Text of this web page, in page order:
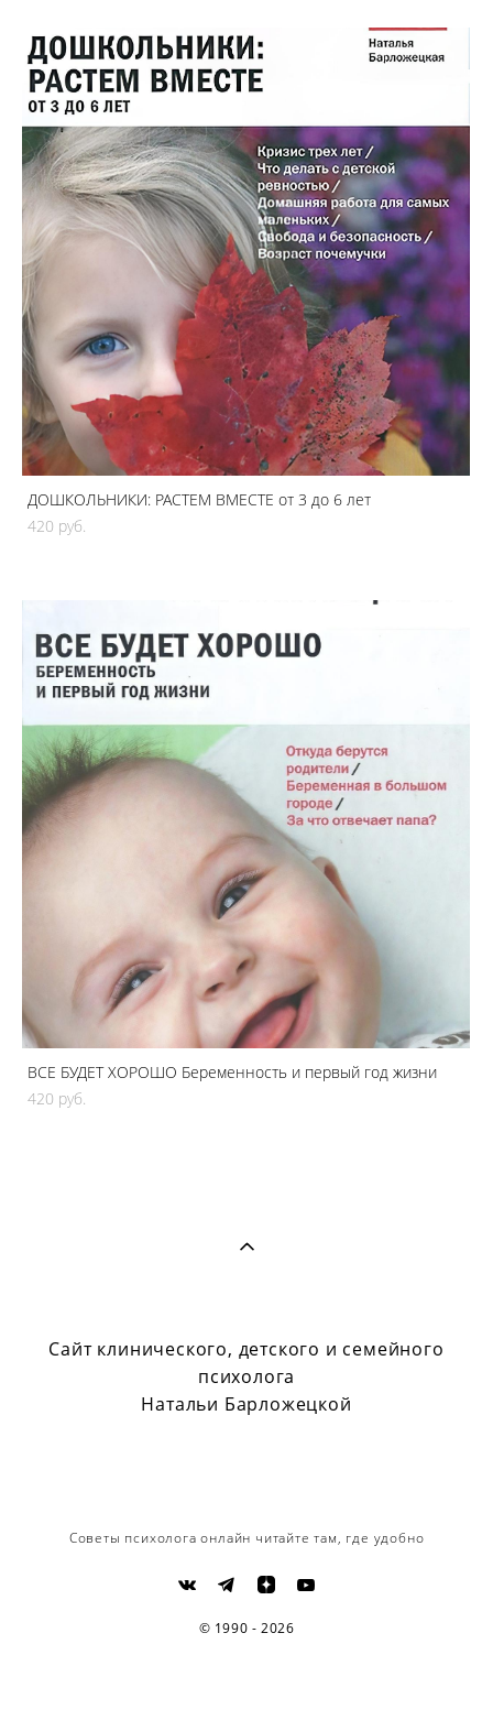
ДОШКОЛЬНИКИ: РАСТЕМ ВМЕСТЕ от 3 до 6 лет
420 pуб.
ВСЕ БУДЕТ ХОРОШО Беременность и первый год жизни
420 pуб.
Сайт клинического, детского и семейного
психолога
Натальи Барложецкой
Советы психолога онлайн читайте там, где удобно
© 1990 - 2026